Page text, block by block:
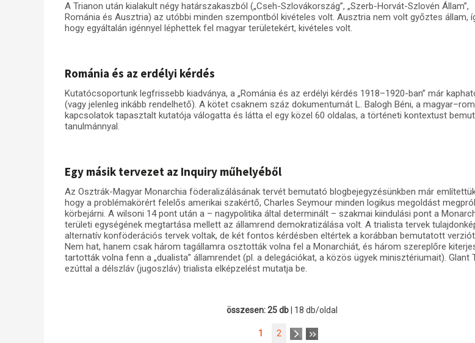
A Trianon után kialakult négy határszakaszból („Cseh-Szlovákország”, „Szerb-Horvát-Szlovén Állam”,
Románia és Ausztria) az utóbbi minden szempontból kivételes volt. Ausztria nem volt győztes állam,
hogy egyáltalán igénnyel léphettek fel magyar területekért, kivételes volt.
Románia és az erdélyi kérdés
Kutatócsoportunk legfrissebb kiadványa, a „Románia és az erdélyi kérdés 1918–1920-ban” már
(vagy jelenleg inkább rendelhető). A kötet csaknem száz dokumentumát L. Balogh Béni, a
kapcsolatok tapasztalt kutatója válogatta és látta el egy közel 60 oldalas, a történeti kontextust
tanulmánnyal.
Egy másik tervezet az Inquiry műhelyéből
Az Osztrák-Magyar Monarchia föderalizálásának tervét bemutató blogbejegyzésünkben már
hogy a problémakörért felelős amerikai szakértő, Charles Seymour minden logikus megoldást
körbejárni. A wilsoni 14 pont után a – nagypolitika által determinált – szakmai kiindulási pont a
területi egységének megtartása mellett az államrend demokratizálása volt. A trialista tervek
alternatív konföderációs tervek voltak, de két fontos kérdésben eltértek a korábban bemutatott
Nem hat, hanem csak három tagállamra osztották volna fel a Monarchiát, és három szereplőre
tartották volna fenn a „dualista” államrendet (pl. a delegációkat, a közös ügyek minisztériumait). Glant
ezúttal a délszláv (jugoszláv) trialista elképzelést mutatja be.
összesen: 25 db | 18 db/oldal
1 2